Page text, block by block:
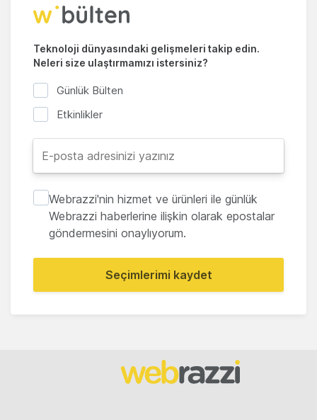
Teknoloji dünyasındaki gelişmeleri takip edin.
Neleri size ulaştırmamızı istersiniz?
Günlük Bülten
Etkinlikler
Webrazzi'nin hizmet ve ürünleri ile günlük
Webrazzi haberlerine ilişkin olarak epostalar
göndermesini onaylıyorum.
Seçimlerimi kaydet